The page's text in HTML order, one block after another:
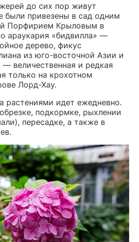
до сих пор живут
были привезены в сад одним
Порфирием Крыловым в
араукария «бидвилла» —
дерево, фикус
из юго-восточной Азии и
— величественная и редкая
только на крохотном
Лорд-Хау.
растениями идет ежедневно.
подкормке, рыхлении
пересадке, а также в